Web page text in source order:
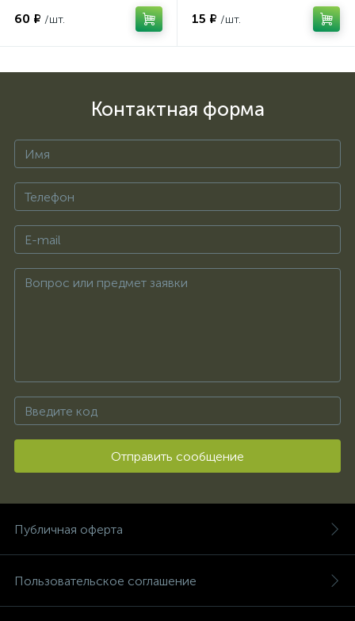
60 ₽ /шт. 15 ₽ /шт.
Контактная форма
Отправить сообщение
Публичная оферта
Пользовательское соглашение